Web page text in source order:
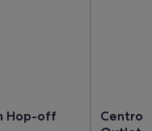
Hop-off
Centro